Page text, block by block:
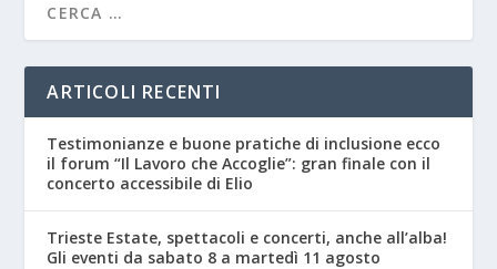
ARTICOLI RECENTI
Testimonianze e buone pratiche di inclusione ecco
il forum “Il Lavoro che Accoglie”: gran finale con il
concerto accessibile di Elio
Trieste Estate, spettacoli e concerti, anche all’alba!
Gli eventi da sabato 8 a martedì 11 agosto